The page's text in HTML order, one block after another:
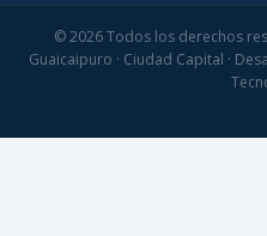
© 2026 Todos los derechos
Guaicaipuro · Ciudad Capital ·